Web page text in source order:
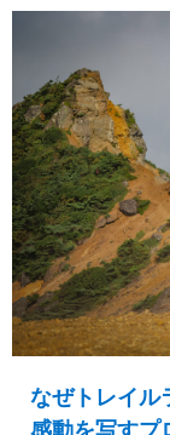
なぜトレイル